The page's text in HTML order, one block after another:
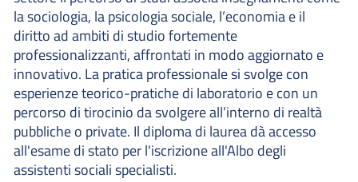
la sociologia, la psicologia sociale, l’economia e il
diritto ad ambiti di studio fortemente
professionalizzanti, affrontati in modo aggiornato e
innovativo. La pratica professionale si svolge con
esperienze teorico-pratiche di laboratorio e con un
percorso di tirocinio da svolgere all’interno di realtà
pubbliche o private. Il diploma di laurea dà accesso
all'esame di stato per l'iscrizione all'Albo degli
assistenti sociali specialisti.